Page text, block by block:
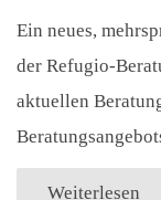
Ein neues,
der Refugio-
aktuellen
Weiterlesen